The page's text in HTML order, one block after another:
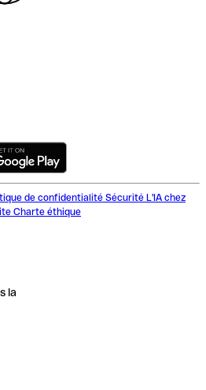
de confidentialité Sécurité L'IA chez
Charte éthique
la